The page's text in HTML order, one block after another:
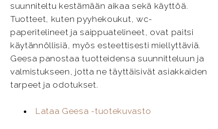
suunniteltu kestämään aikaa sekä käyttöä.
Tuotteet, kuten pyyhekoukut, wc-
paperitelineet ja saippuatelineet, ovat paitsi
käytännöllisiä, myös esteettisesti miellyttäviä.
Geesa panostaa tuotteidensa suunnitteluun ja
valmistukseen, jotta ne täyttäisivät asiakkaiden
tarpeet ja odotukset.
Lataa Geesa -tuotekuvasto